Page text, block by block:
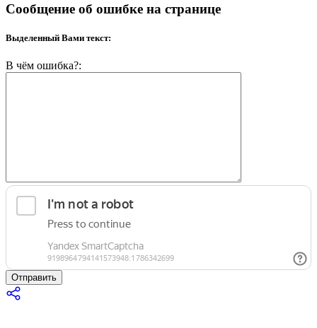
Сообщение об ошибке на странице
Выделенный Вами текст:
В чём ошибка?:
Отправить